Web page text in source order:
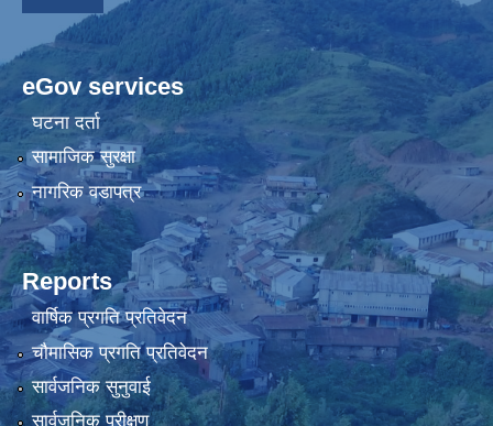
eGov services
घटना दर्ता
सामाजिक सुरक्षा
नागरिक वडापत्र
Reports
वार्षिक प्रगति प्रतिवेदन
चौमासिक प्रगति प्रतिवेदन
सार्वजनिक सुनुवाई
सार्वजनिक परीक्षण